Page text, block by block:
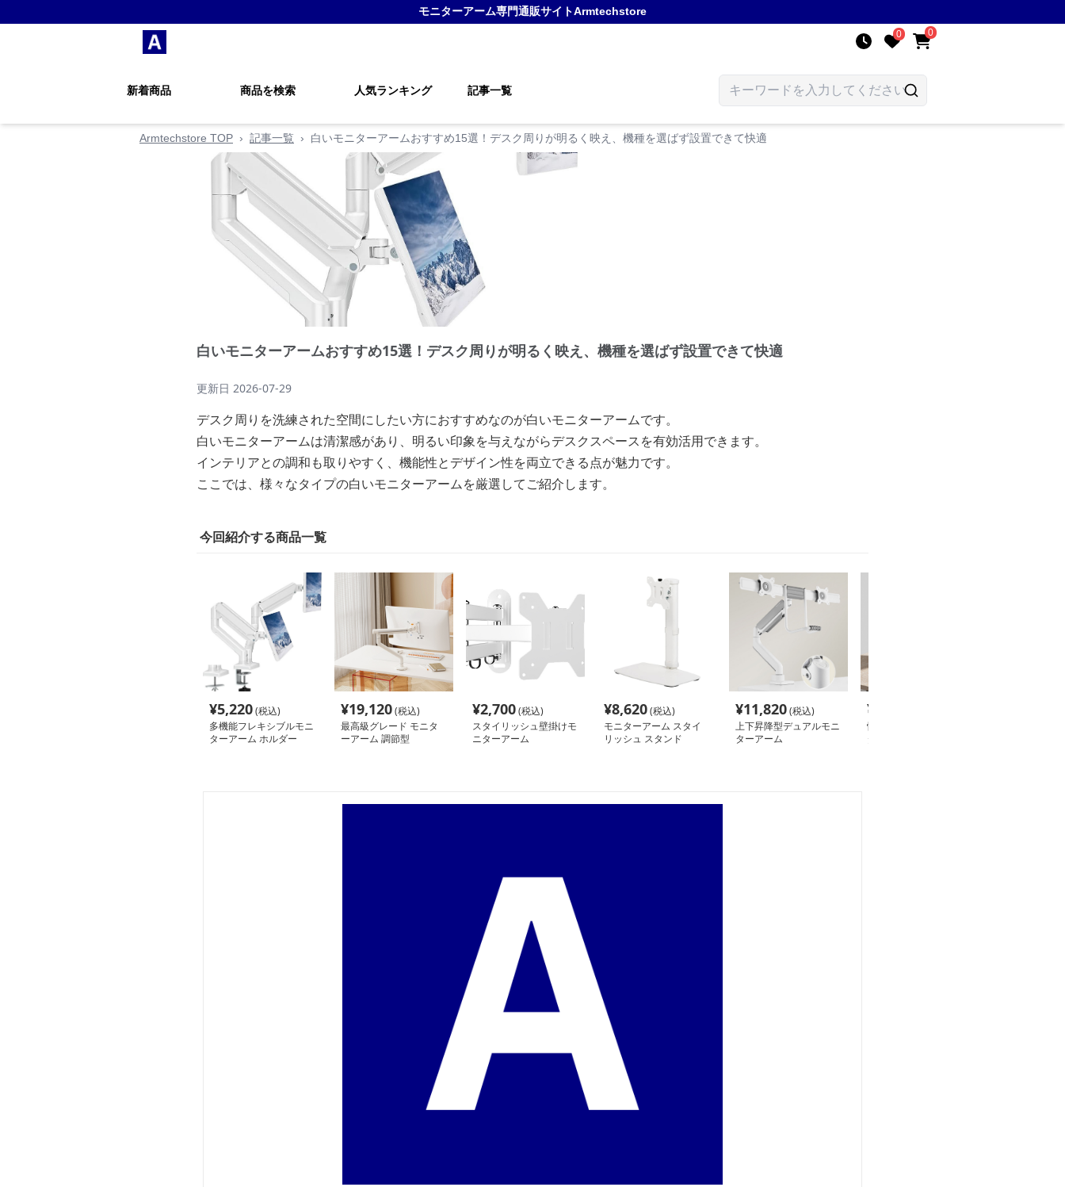
モニターアーム専門通販サイトArmtechstore
0 0
新着商品 商品を検索 人気ランキング 記事一覧
Armtechstore TOP › 記事一覧 › 白いモニターアームおすすめ15選！デスク周りが明るく映え、機種を選ばず設置できて快適
白いモニターアームおすすめ15選！デスク周りが明るく映え、機種を選ばず設置できて快適
更新日 2026-07-29
デスク周りを洗練された空間にしたい方におすすめなのが白いモニターアームです。
白いモニターアームは清潔感があり、明るい印象を与えながらデスクスペースを有効活用できます。
インテリアとの調和も取りやすく、機能性とデザイン性を両立できる点が魅力です。
ここでは、様々なタイプの白いモニターアームを厳選してご紹介します。
今回紹介する商品一覧
¥5,220(税込)
多機能フレキシブルモニ
ターアーム ホルダー
¥19,120(税込)
最高級グレード モニタ
ーアーム 調節型
¥2,700(税込)
スタイリッシュ壁掛けモ
ニターアーム
¥8,620(税込)
モニターアーム スタイ
リッシュ スタンド
¥11,820(税込)
上下昇降型デュアルモニ
ターアーム
¥
快適作業サポート モニ
ターアーム